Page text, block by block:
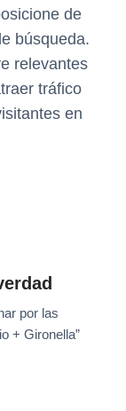
de
búsqueda.
relevantes
tráfico
en
por las
+ Gironella”